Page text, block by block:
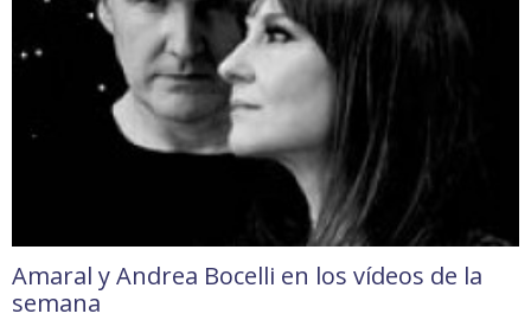
Amaral y Andrea Bocelli en los vídeos de la
semana